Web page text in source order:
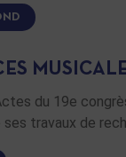
du 19e
travaux de